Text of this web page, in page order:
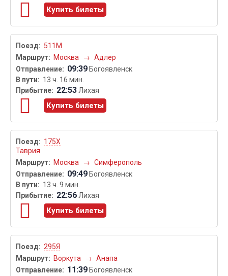
Купить билеты
511М
Москва
→ Адлер
09:39 Богоявленск
13 ч. 16 мин.
22:53Лихая
Купить билеты
175Х
Таврия
Москва
→ Симферополь
09:49 Богоявленск
13 ч. 9 мин.
22:56Лихая
Купить билеты
295Я
Воркута
→ Анапа
11:39 Богоявленск